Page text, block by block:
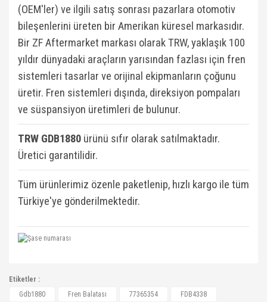
(OEM'ler) ve ilgili satış sonrası pazarlara otomotiv
bileşenlerini üreten bir Amerikan küresel markasıdır.
Bir ZF Aftermarket markası olarak TRW, yaklaşık 100
yıldır dünyadaki araçların yarısından fazlası için fren
sistemleri tasarlar ve orijinal ekipmanların çoğunu
üretir. Fren sistemleri dışında, direksiyon pompaları
ve süspansiyon üretimleri de bulunur.
TRW GDB1880 ürünü sıfır olarak satılmaktadır.
Üretici garantilidir.
Tüm ürünlerimiz özenle paketlenip, hızlı kargo ile tüm
Türkiye'ye gönderilmektedir.
33102658, 116059, BRXAB0264, LP3270,
Etiketler :
Gdb1880
Fren Balatası 77365354 FDB4338